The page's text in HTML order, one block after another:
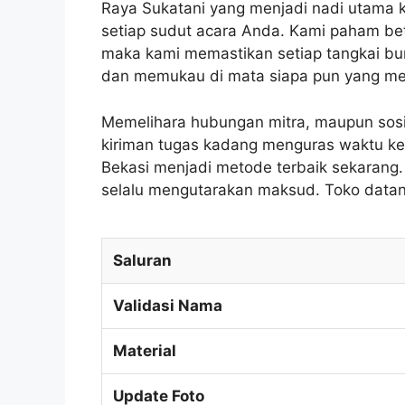
Raya Sukatani yang menjadi nadi
setiap sudut acara Anda. Kami paham
maka kami memastikan setiap tangkai
dan memukau di mata siapa pun yang
Memelihara hubungan mitra, maupun
kiriman tugas kadang menguras waktu
Bekasi menjadi metode terbaik
selalu mengutarakan maksud. Toko
Saluran
Validasi Nama
Material
Update Foto